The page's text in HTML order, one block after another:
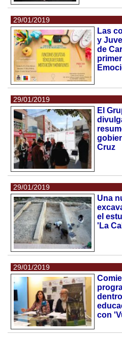
29/01/2019
Las
y
de
29/01/2019
El
Cruz
29/01/2019
Una
el
'La
29/01/2019
con